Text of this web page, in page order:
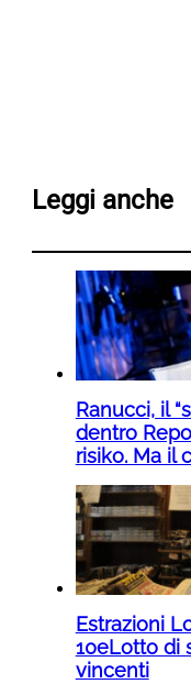
Leggi anche
Ranucci, il
dentro
risiko. Ma il
Estrazioni
10eLotto di
vincenti